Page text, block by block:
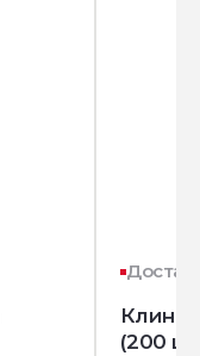
Клин
(200